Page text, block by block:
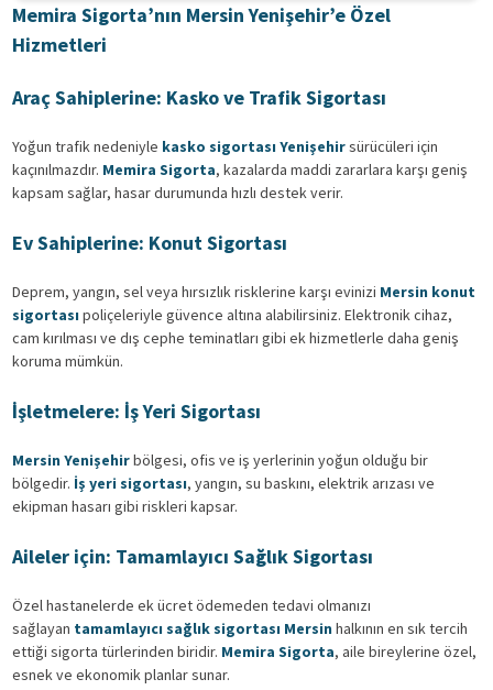
Memira Sigorta’nın Mersin Yenişehir’e Özel
Hizmetleri
Araç Sahiplerine: Kasko ve Trafik Sigortası
Yoğun trafik nedeniyle kasko sigortası Yenişehirsürücüleri için
kaçınılmazdır. Memira Sigorta, kazalarda maddi zararlara karşı geniş
kapsam sağlar, hasar durumunda hızlı destek verir.
Ev Sahiplerine: Konut Sigortası
Deprem, yangın, sel veya hırsızlık risklerine karşı evinizi Mersin konut
sigortası poliçeleriyle güvence altına alabilirsiniz. Elektronik cihaz,
cam kırılması ve dış cephe teminatları gibi ek hizmetlerle daha geniş
koruma mümkün.
İşletmelere: İş Yeri Sigortası
Mersin Yenişehirbölgesi, ofis ve iş yerlerinin yoğun olduğu bir
bölgedir. İş yeri sigortası, yangın, su baskını, elektrik arızası ve
ekipman hasarı gibi riskleri kapsar.
Aileler için: Tamamlayıcı Sağlık Sigortası
Özel hastanelerde ek ücret ödemeden tedavi olmanızı
sağlayan tamamlayıcı sağlık sigortası Mersin halkının en sık tercih
ettiği sigorta türlerinden biridir. Memira Sigorta, aile bireylerine özel,
esnek ve ekonomik planlar sunar.